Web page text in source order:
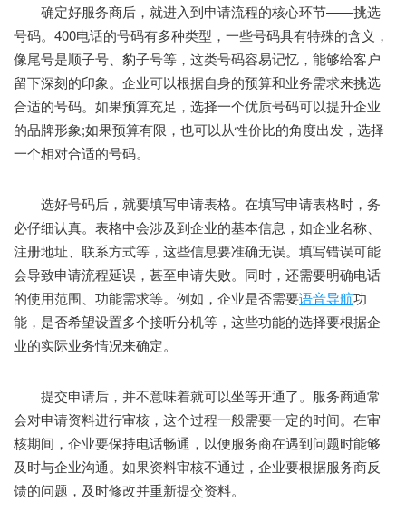
确定好服务商后，就进入到申请流程的核心环节——挑选
号码。400电话的号码有多种类型，一些号码具有特殊的含义，
像尾号是顺子号、豹子号等，这类号码容易记忆，能够给客户
留下深刻的印象。企业可以根据自身的预算和业务需求来挑选
合适的号码。如果预算充足，选择一个优质号码可以提升企业
的品牌形象;如果预算有限，也可以从性价比的角度出发，选择
一个相对合适的号码。
选好号码后，就要填写申请表格。在填写申请表格时，务
必仔细认真。表格中会涉及到企业的基本信息，如企业名称、
注册地址、联系方式等，这些信息要准确无误。填写错误可能
会导致申请流程延误，甚至申请失败。同时，还需要明确电话
的使用范围、功能需求等。例如，企业是否需要语音导航功
能，是否希望设置多个接听分机等，这些功能的选择要根据企
业的实际业务情况来确定。
提交申请后，并不意味着就可以坐等开通了。服务商通常
会对申请资料进行审核，这个过程一般需要一定的时间。在审
核期间，企业要保持电话畅通，以便服务商在遇到问题时能够
及时与企业沟通。如果资料审核不通过，企业要根据服务商反
馈的问题，及时修改并重新提交资料。